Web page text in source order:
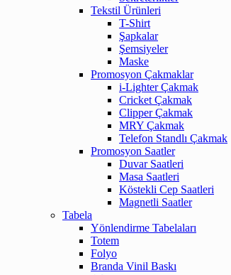
Tekstil Ürünleri
T-Shirt
Şapkalar
Şemsiyeler
Maske
Promosyon Çakmaklar
i-Lighter Çakmak
Cricket Çakmak
Clipper Çakmak
MRY Çakmak
Telefon Standlı Çakmak
Promosyon Saatler
Duvar Saatleri
Masa Saatleri
Köstekli Cep Saatleri
Magnetli Saatler
Tabela
Yönlendirme Tabelaları
Totem
Folyo
Branda Vinil Baskı